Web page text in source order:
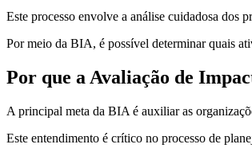
Este processo envolve a análise cuidadosa dos
Por meio da BIA, é possível determinar quais
Por que a Avaliação de
A principal meta da BIA é auxiliar as
Este entendimento é crítico no processo de